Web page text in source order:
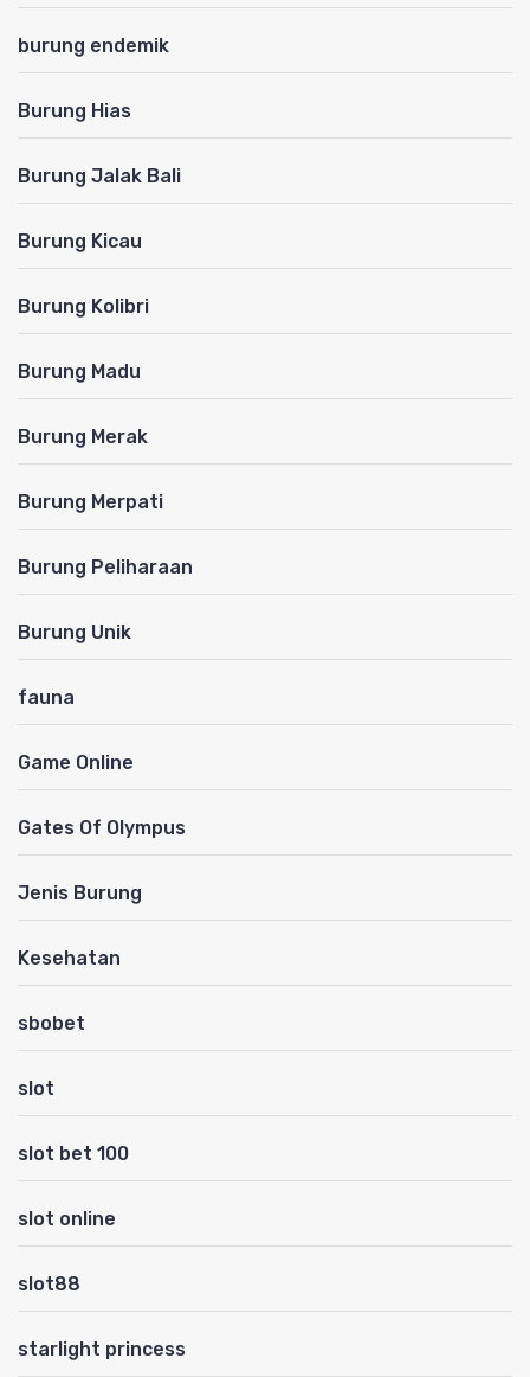
burung endemik
Burung Hias
Burung Jalak Bali
Burung Kicau
Burung Kolibri
Burung Madu
Burung Merak
Burung Merpati
Burung Peliharaan
Burung Unik
fauna
Game Online
Gates Of Olympus
Jenis Burung
Kesehatan
sbobet
slot
slot bet 100
slot online
slot88
starlight princess